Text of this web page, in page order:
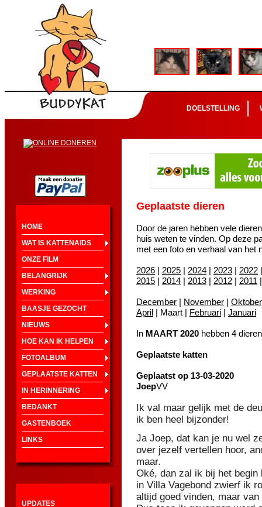
DOELSTELLING
HOME
WAT IS KATTENAIDS
ONZE FILM
BELANGRIJK
WERKING
BAASJE GEZOCHT
NIEUWS
HOE KAN IK HELPEN
FOTOALBUM
GEPLAATSTE KATTEN
IN HERINNERING
BEDANKT
GASTENBOEK
LINKS
UPDATES
Geplaatste dieren
Door de jaren hebben vele
huis weten te vinden. Op deze
met een foto en verhaal van het
2026 | 2025 | 2024 | 2023 | 2022
2015 | 2014 | 2013 | 2012 | 2011
December | November | Oktober
April | Maart | Februari | Januari
In MAART 2020 hebben 4
Geplaatste katten
Geplaatst op 13-03-2020
JoepVV
Ik val maar gelijk met de
ik ben heel bijzonder!
Ja Joep, dat kan je nu wel
over jezelf vertellen hoor,
maar.
Oké, dan zal ik bij het begin
in Villa Vagebond zwierf ik
altijd goed vinden, maar